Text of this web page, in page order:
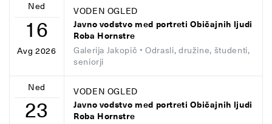
Ned
16
Avg 2026
VODEN OGLED
Javno vodstvo med portreti Običajnih ljudi
Roba Hornstre
Galerija Jakopič • Odrasli, družine, študenti,
seniorji
Ned
23
VODEN OGLED
Javno vodstvo med portreti Običajnih ljudi
Roba Hornstre